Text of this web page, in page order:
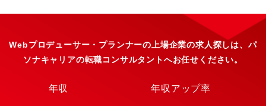
Webプロデューサー・プランナーの上場企業の求人探しは、パ
ソナキャリアの転職コンサルタントへお任せください。
年収 年収アップ率